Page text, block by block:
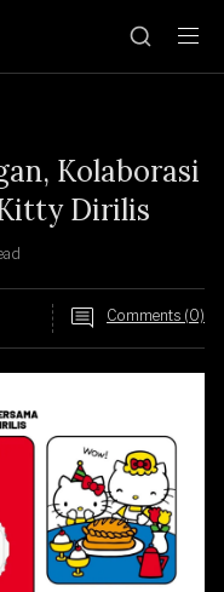
Kolaborasi
Dirilis
Comments (0)